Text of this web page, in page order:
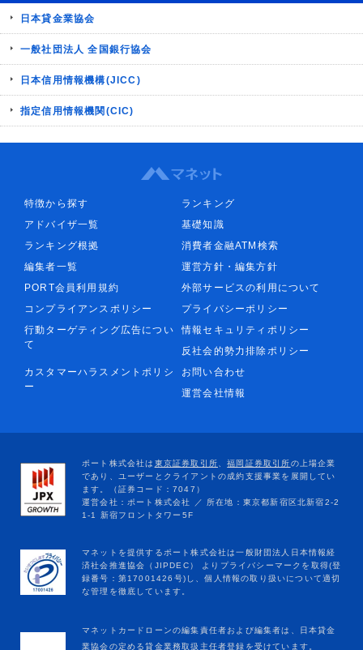
日本貸金業協会
一般社団法人 全国銀行協会
日本信用情報機構(JICC)
指定信用情報機関(CIC)
特徴から探す
ランキング
アドバイザ一覧
基礎知識
ランキング根拠
消費者金融ATM検索
編集者一覧
運営方針・編集方針
PORT会員利用規約
外部サービスの利用について
コンプライアンスポリシー
プライバシーポリシー
行動ターゲティング広告につい
て
情報セキュリティポリシー
反社会的勢力排除ポリシー
カスタマーハラスメントポリシ
ー
お問い合わせ
運営会社情報
マネットカードローンの編集責任者および編集者は、日本貸金
業協会の定める貸金業務取扱主任者登録を受けています。